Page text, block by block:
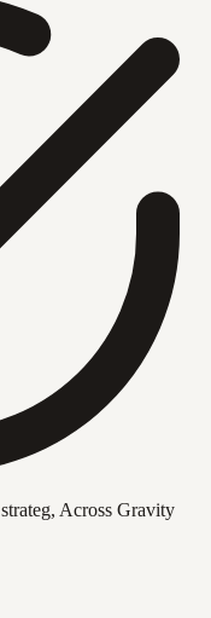
strateg, Across Gravity